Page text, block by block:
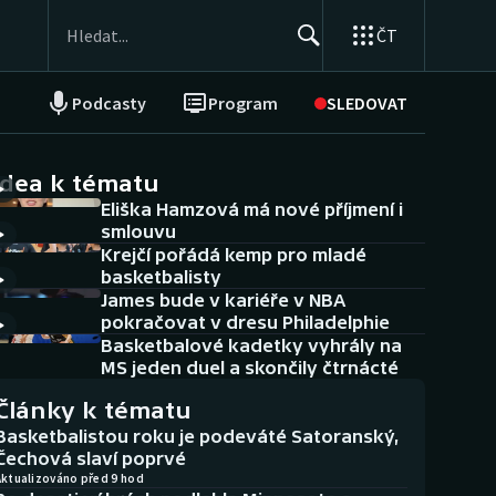
ČT
Podcasty Program SLEDOVAT
NEPŘEHLÉDNĚTE
Historické návraty
Aplikace ČT sport
AZ kvíz
k tématu
Eliška Hamzová má nové příjmení i
smlouvu
Krejčí pořádá kemp pro mladé
basketbalisty
James bude v kariéře v NBA
pokračovat v dresu Philadelphie
Basketbalové kadetky vyhrály na
MS jeden duel a skončily čtrnácté
k tématu
roku je podeváté Satoranský,
slaví poprvé
před 9 hod